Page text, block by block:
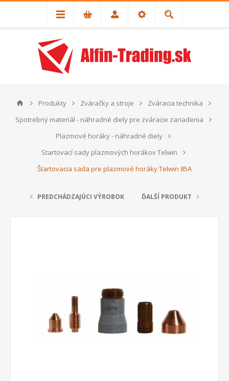
Produkty Zváračky a stroje
Zváracia technika
Spotrebný materiál - náhradné diely pre zváracie zariadenia
Plazmové horáky - náhradné diely
Startovací sady plazmových horákov Telwin
Štartovacia sada pre plazmové horáky Telwin 85A
PREDCHÁDZAJÚCI VÝROBOK ĎALŠÍ PRODUKT